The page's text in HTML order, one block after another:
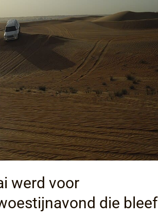
werd voor
die bleef